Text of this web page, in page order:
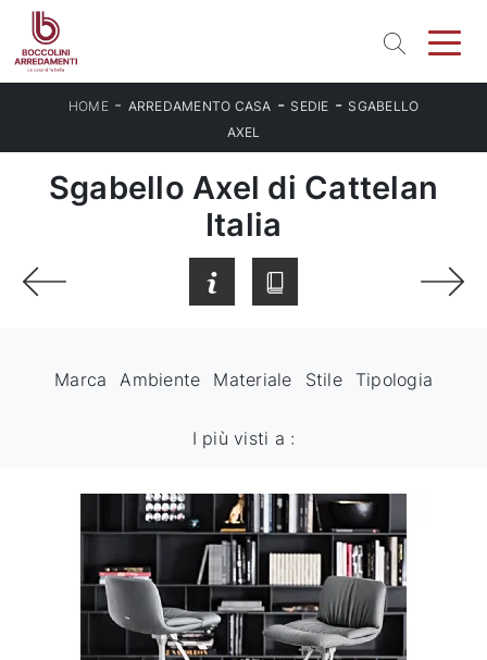
HOME- ARREDAMENTO CASA - SEDIE - SGABELLO
AXEL
Sgabello Axel di Cattelan
Italia
Marca Ambiente Materiale Stile Tipologia
I più visti a :